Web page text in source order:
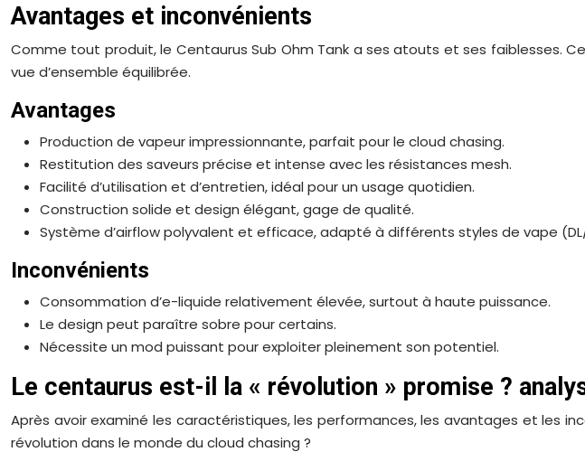
Avantages et inconvénients
Comme tout produit, le Centaurus Sub Ohm Tank a ses atouts et ses faiblesses.
vue d’ensemble équilibrée.
Avantages
Production de vapeur impressionnante, parfait pour le cloud chasing.
Restitution des saveurs précise et intense avec les résistances mesh.
Facilité d’utilisation et d’entretien, idéal pour un usage quotidien.
Construction solide et design élégant, gage de qualité.
Système d’airflow polyvalent et efficace, adapté à différents styles de vape (DL/
Inconvénients
Consommation d’e-liquide relativement élevée, surtout à haute puissance.
Le design peut paraître sobre pour certains.
Nécessite un mod puissant pour exploiter pleinement son potentiel.
Le centaurus est-il la « révolution » promise ?
Après avoir examiné les caractéristiques, les performances, les avantages et les
révolution dans le monde du cloud chasing ?